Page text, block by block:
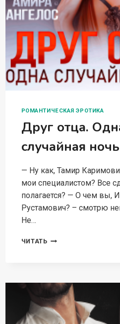
РОМАНТИЧЕСКАЯ ЭРОТИКА
Друг отца.
случайная ночь
— Ну как, Тамир
мои специалистом? Все
полагается? — О чем вы,
Рустамович? – смотрю
Не…
ЧИТАТЬ ДРУГ